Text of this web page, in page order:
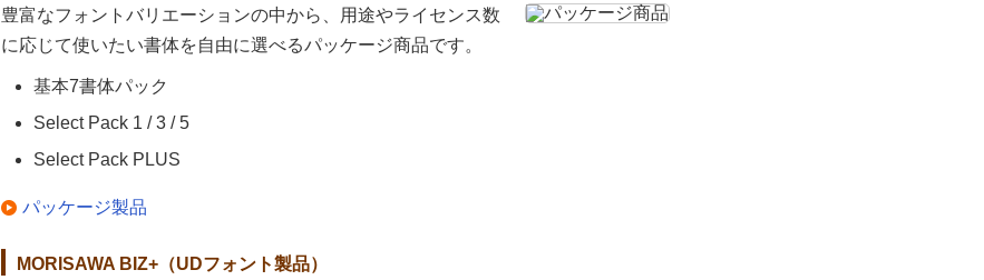
豊富なフォントバリエーションの中から、用途やライセンス数
に応じて使いたい書体を自由に選べるパッケージ商品です。
基本7書体パック
Select Pack 1 / 3 / 5
Select Pack PLUS
パッケージ製品
MORISAWA BIZ+（UDフォント製品）